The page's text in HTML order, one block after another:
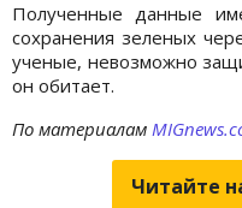
Полученные данные
сохранения зеленых
ученые, невозможно
он обитает.
По материалам
Читайте